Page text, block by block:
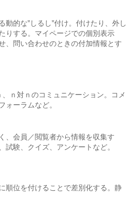
動的な”しるし”付け。付けたり、外し
りする。マイページでの個別表示
、問い合わせのときの付加情報とす
ｎ対ｎのコミュニケーション。コメ
ォーラムなど。
、会員／閲覧者から情報を収集す
試験、クイズ、アンケートなど。
順位を付けることで差別化する。静